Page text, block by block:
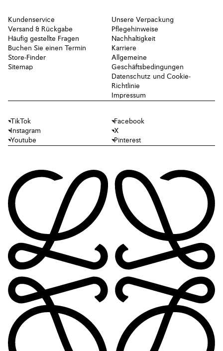
Kundenservice
Versand & Rückgabe
Häufig gestellte Fragen
Buchen Sie einen Termin
Store-Finder
Sitemap
Unsere Verpackung
Pflegehinweise
Nachhaltigkeit
Karriere
Allgemeine
Geschäftsbedingungen
Datenschutz und Cookie-
Richtlinie
Impressum
TikTok
Facebook
Instagram
X
Youtube
Pinterest